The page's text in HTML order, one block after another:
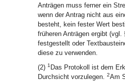
Anträgen muss ferner ein
wenn der Antrag nicht aus
besteht, kein fester Wert
früheren Anträgen ergibt (vgl.
festgestellt oder
diese zu verwenden.
(2) 1 Das Protokoll ist dem
Durchsicht vorzulegen. 2Am